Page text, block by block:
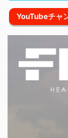
YouTubeチャ